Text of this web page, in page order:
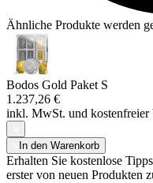
Ähnliche Produkte werden
Bodos Gold Paket S
1.237,26 €
inkl. MwSt. und kostenfreier
In den Warenkorb
Erhalten Sie kostenlose
erster von neuen Produkten